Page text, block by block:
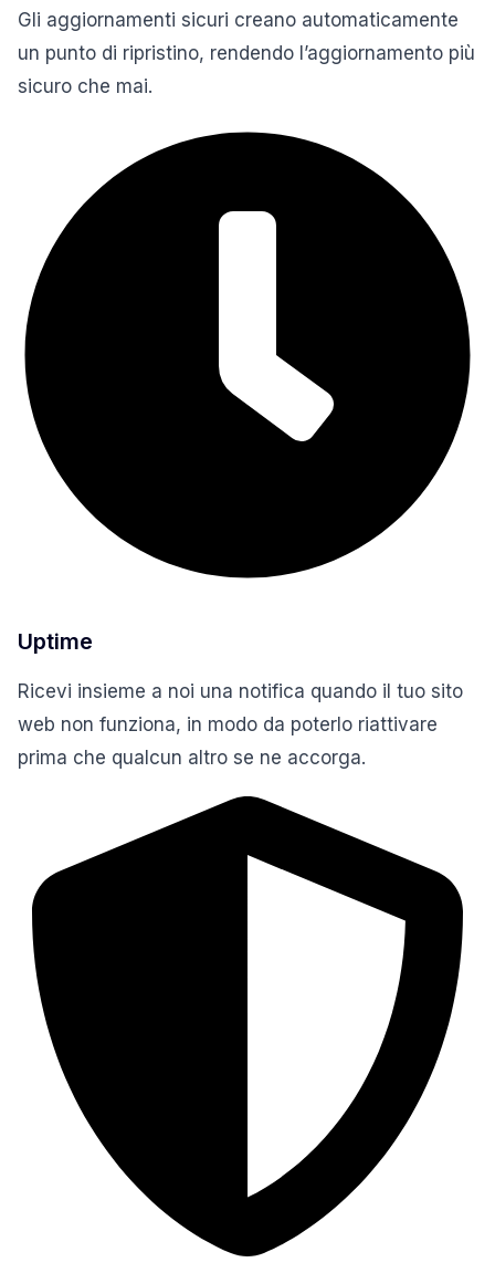
Gli aggiornamenti sicuri creano automaticamente
un punto di ripristino, rendendo l’aggiornamento più
sicuro che mai.
Uptime
Ricevi insieme a noi una notifica quando il tuo sito
web non funziona, in modo da poterlo riattivare
prima che qualcun altro se ne accorga.